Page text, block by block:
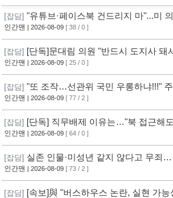
[잡담] "유튜브·페이스북 건드리지 마"...미
고 [자막뉴스]
인간맨 | 2026-08-09 [ 38 / 0 ]
[잡담] [단독]문대림 의원 "반드시 도지사 돼
인간맨 | 2026-08-09 [ 25 / 0 ]
[잡담] "또 조작…선관위 국민 우롱하냐!!!" 주
견 [현장영상] / 채널A
인간맨 | 2026-08-09 [ 77 / 2 ]
[잡담] [단독] 직무배제 이유는…"북 접근해
인간맨 | 2026-08-09 [ 64 / 0 ]
[잡담] 실존 인물·미성년 같지 않다고 무죄…
멍
인간맨 | 2026-08-09 [ 73 / 2 ]
[잡담] [속보]與 "버스하우스 논란, 실현 가